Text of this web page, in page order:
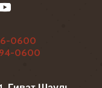
0600
0600